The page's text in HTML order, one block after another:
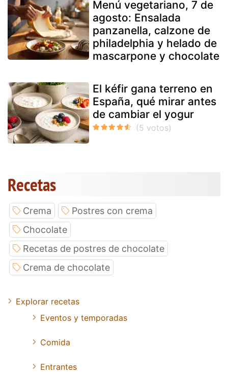
Menú vegetariano, 7 de
agosto: Ensalada
panzanella, calzone de
philadelphia y helado de
mascarpone y chocolate
El kéfir gana terreno en
España, qué mirar antes
de cambiar el yogur
Recetas
Crema
Postres con crema
Chocolate
Recetas de postres de chocolate
Crema de chocolate
Explorar recetas
Eventos y temporadas
Comida
Entrantes